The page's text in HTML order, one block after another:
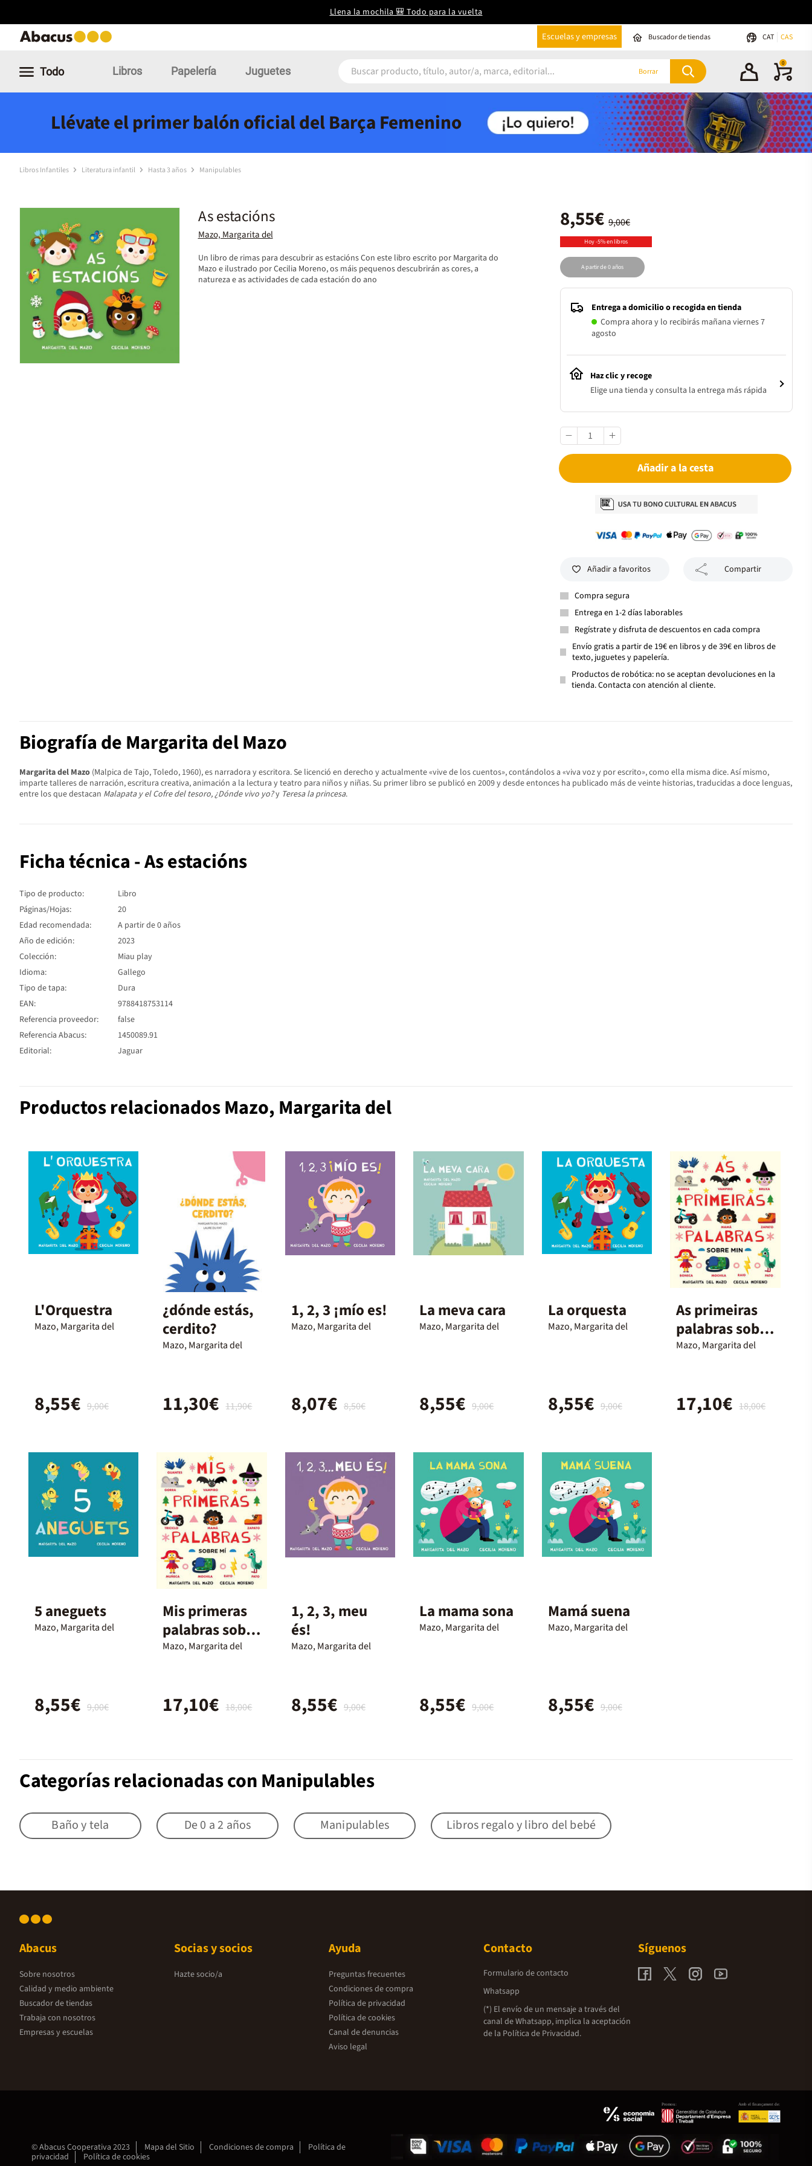
Llena la mochila 🎒 Todo para la vuelta
Escuelas y empresas Buscador de tiendas CAT CAS
Todo Libros Papelería Juguetes Borrar
0
Llévate el primer balón oficial del Barça Femenino
Libros Infantiles Literatura infantil Hasta 3 años Manipulables
As estacións
Mazo, Margarita del
Un libro de rimas para descubrir as estacións Con este libro escrito por Margarita do
Mazo e ilustrado por Cecilia Moreno, os máis pequenos descubrirán as cores, a
natureza e as actividades de cada estación do ano
9,00€
8,55€
Hoy -5% en libros
A partir de 0 años
Entrega a domicilio o recogida en tienda
Compra ahora y lo recibirás mañana viernes 7
agosto
Haz clic y recoge
Elige una tienda y consulta la entrega más rápida
Añadir a la cesta
Añadir a favoritos Compartir
Compra segura
Entrega en 1-2 días laborables
Regístrate y disfruta de descuentos en cada compra
Envío gratis a partir de 19€ en libros y de 39€ en libros de
texto, juguetes y papelería.
Productos de robótica: no se aceptan devoluciones en la
tienda. Contacta con atención al cliente.
Biografía de Margarita del Mazo
Margarita del Mazo (Malpica de Tajo, Toledo, 1960), es narradora y escritora. Se licenció en derecho y actualmente «vive de los cuentos», contándolos a «viva voz y por escrito», como ella misma dice. Así mismo,
imparte talleres de narración, escritura creativa, animación a la lectura y teatro para niños y niñas. Su primer libro se publicó en 2009 y desde entonces ha publicado más de veinte historias, traducidas a doce lenguas,
entre los que destacan Malapata y el Cofre del tesoro, ¿Dónde vivo yo?y Teresa la princesa.
Ficha técnica - As estacións
Tipo de producto:
Libro
Páginas/Hojas:
20
Edad recomendada:
A partir de 0 años
Año de edición:
2023
Colección:
Miau play
Idioma:
Gallego
Tipo de tapa:
Dura
EAN:
9788418753114
Referencia proveedor:
false
Referencia Abacus:
1450089.91
Editorial:
Jaguar
Productos relacionados Mazo, Margarita del
L'Orquestra
Mazo, Margarita del
9,00€
8,55€
¿dónde estás,
cerdito?
Mazo, Margarita del
11,90€
11,30€
1, 2, 3 ¡mío es!
Mazo, Margarita del
8,50€
8,07€
La meva cara
Mazo, Margarita del
9,00€
8,55€
La orquesta
Mazo, Margarita del
9,00€
8,55€
As primeiras
palabras sobre
min
Mazo, Margarita del
18,00€
17,10€
5 aneguets
Mazo, Margarita del
9,00€
8,55€
Mis primeras
palabras sobre
mí
Mazo, Margarita del
18,00€
17,10€
1, 2, 3, meu
és!
Mazo, Margarita del
9,00€
8,55€
La mama sona
Mazo, Margarita del
9,00€
8,55€
Mamá suena
Mazo, Margarita del
9,00€
8,55€
Categorías relacionadas con Manipulables
Baño y tela De 0 a 2 años Manipulables Libros regalo y libro del bebé
Abacus
Sobre nosotros
Calidad y medio ambiente
Buscador de tiendas
Trabaja con nosotros
Empresas y escuelas
Socias y socios
Hazte socio/a
Ayuda
Preguntas frecuentes
Condiciones de compra
Política de privacidad
Política de cookies
Canal de denuncias
Aviso legal
Contacto
Formulario de contacto
Whatsapp
(*) El envío de un mensaje a través del
canal de Whatsapp, implica la aceptación
de la Política de Privacidad.
Síguenos
Promou: Amb el finançament de:
© Abacus Cooperativa 2023 Mapa del Sitio Condiciones de compra
Política de
privacidad
Política de cookies